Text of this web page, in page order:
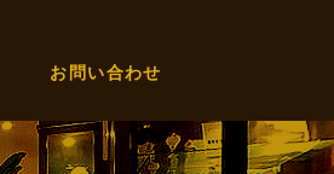
お問い合わせ